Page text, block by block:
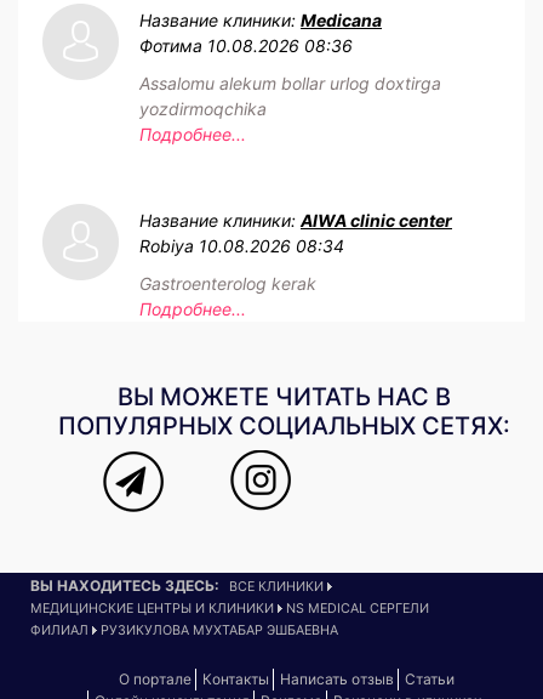
Название клиники: Medicana
Фотима 10.08.2026 08:36
Assalomu alekum bollar urlog doxtirga
yozdirmoqchika
Подробнее...
Название клиники: AIWA clinic center
Robiya 10.08.2026 08:34
Gastroenterolog kerak
Подробнее...
ВЫ МОЖЕТЕ ЧИТАТЬ НАС В
ПОПУЛЯРНЫХ СОЦИАЛЬНЫХ СЕТЯХ:
ВЫ НАХОДИТЕСЬ ЗДЕСЬ:
ВСЕ КЛИНИКИ
МЕДИЦИНСКИЕ ЦЕНТРЫ И КЛИНИКИ
NS MEDICAL СЕРГЕЛИ
ФИЛИАЛ
РУЗИКУЛОВА МУХТАБАР ЭШБАЕВНА
О портале Контакты Написать отзыв
Статьи